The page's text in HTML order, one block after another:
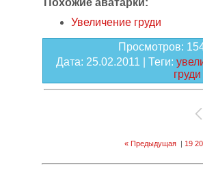
Увеличение груди
Просмотров:
Дата: 25.02.2011 | Теги:
груди
« Предыдущая | 19 20